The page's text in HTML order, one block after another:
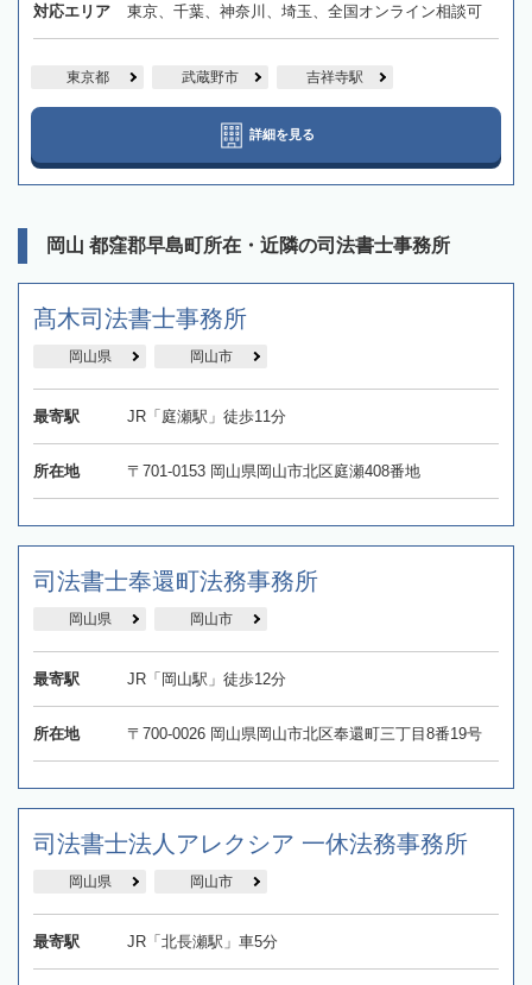
対応エリア 東京、千葉、神奈川、埼玉、全国オンライン相談可
東京都 武蔵野市 吉祥寺駅
詳細を見る
岡山 都窪郡早島町所在・近隣の司法書士事務所
髙木司法書士事務所
岡山県 岡山市
最寄駅 JR「庭瀬駅」徒歩11分
所在地 〒701-0153 岡山県岡山市北区庭瀬408番地
司法書士奉還町法務事務所
岡山県 岡山市
最寄駅 JR「岡山駅」徒歩12分
所在地 〒700-0026 岡山県岡山市北区奉還町三丁目8番19号
司法書士法人アレクシア 一休法務事務所
岡山県 岡山市
最寄駅 JR「北長瀬駅」車5分